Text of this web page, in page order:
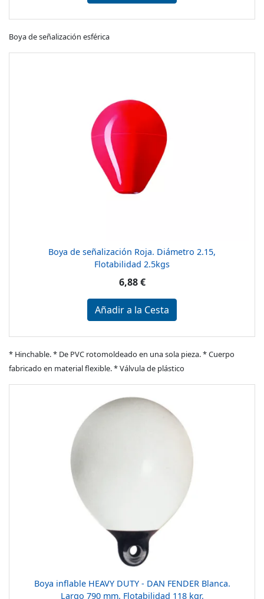
Boya de señalización esférica
Boya de señalización Roja. Diámetro 2.15,
Flotabilidad 2.5kgs
6,88 €
Añadir a la Cesta
* Hinchable. * De PVC rotomoldeado en una sola pieza. * Cuerpo
fabricado en material flexible. * Válvula de plástico
Boya inflable HEAVY DUTY - DAN FENDER Blanca.
Largo 790 mm. Flotabilidad 118 kgr.